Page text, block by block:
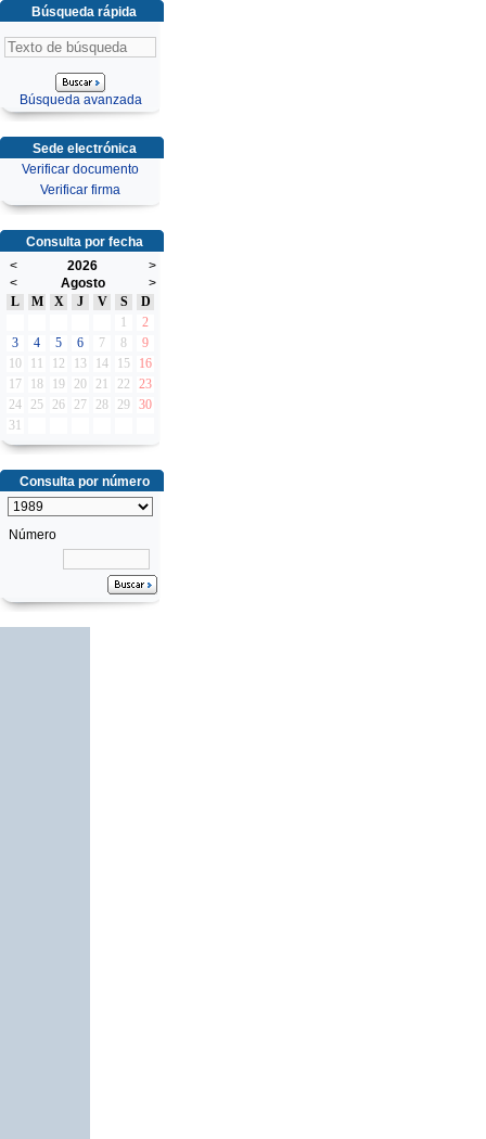
Búsqueda rápida
Búsqueda avanzada
Sede electrónica
Verificar documento
Verificar firma
Consulta por fecha
<
2026
>
<
Agosto
>
L
M X J V S
D
1
2
3
4 5 6 7 8
9
10
11 12 13 14 15
16
17
18 19 20 21 22
23
24
25 26 27 28 29 30
31
Consulta por número
Número